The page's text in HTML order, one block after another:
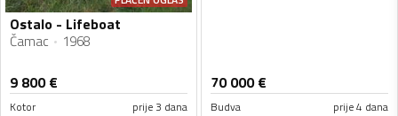
Ostalo - Lifeboat
Čamac 1968
9 800€
Kotor prije 3 dana
70 000€
Budva prije 4 dana